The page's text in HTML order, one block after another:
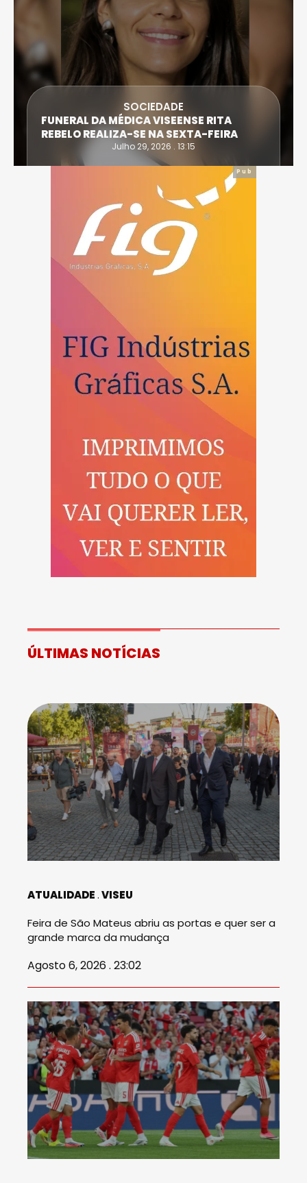
SOCIEDADE
FUNERAL DA MÉDICA VISEENSE RITA
REBELO REALIZA-SE NA SEXTA-FEIRA
Julho 29, 2026 . 13:15
Pub
ÚLTIMAS NOTÍCIAS
ATUALIDADE VISEU
Feira de São Mateus abriu as portas e quer ser a
grande marca da mudança
Agosto 6, 2026 . 23:02